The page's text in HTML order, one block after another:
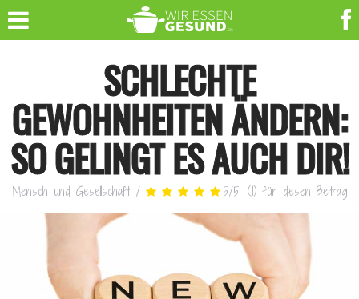
SCHLECHTE
GEWOHNHEITEN ÄNDERN:
SO GELINGT ES AUCH DIR!
Mensch und Gesellschaft/ 5/5 (1) für diesen Beitrag